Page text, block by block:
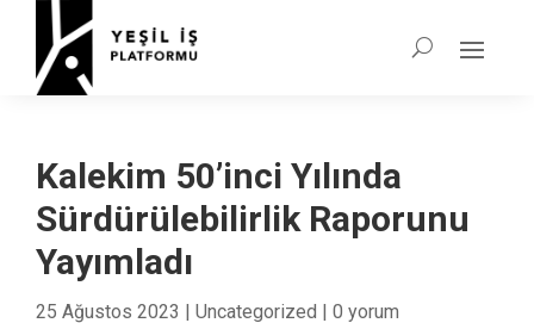
Kalekim 50’inci Yılında
Sürdürülebilirlik Raporunu
Yayımladı
25 Ağustos 2023 | Uncategorized | 0 yorum